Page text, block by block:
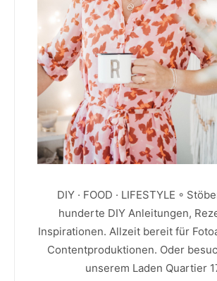
DIY · FOOD · LIFESTYLE ◦
hunderte DIY Anleitungen,
Inspirationen. Allzeit bereit für
Contentproduktionen. Oder
unserem Laden Quartier